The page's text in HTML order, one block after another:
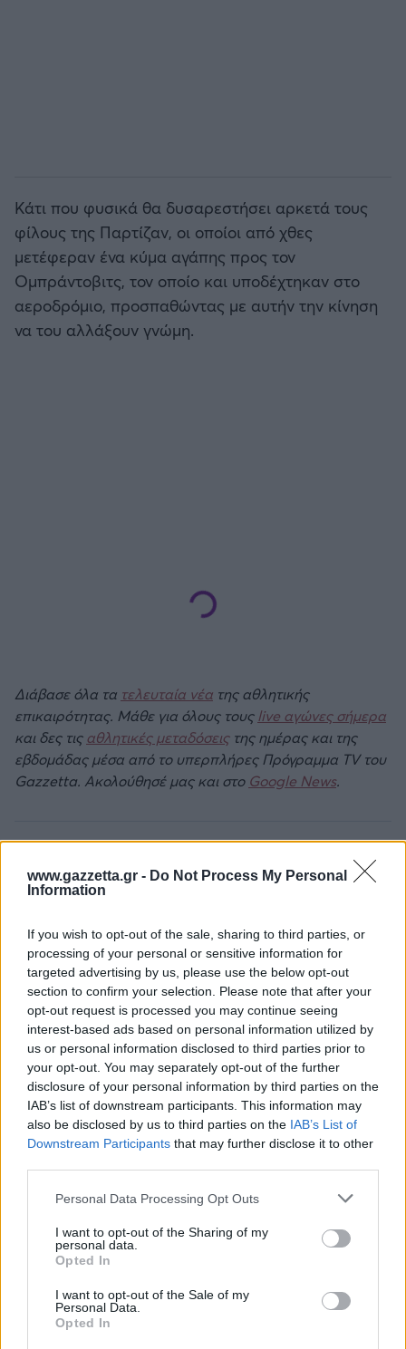
www.gazzetta.gr - Do Not Process My Personal
Information
If you wish to opt-out of the sale, sharing to third parties, or
processing of your personal or sensitive information for
targeted advertising by us, please use the below opt-out
section to confirm your selection. Please note that after your
opt-out request is processed you may continue seeing
interest-based ads based on personal information utilized by
us or personal information disclosed to third parties prior to
your opt-out. You may separately opt-out of the further
disclosure of your personal information by third parties on the
IAB’s list of downstream participants. This information may
also be disclosed by us to third parties on the IAB’s List of
Downstream Participants that may further disclose it to other
Please note that this website/app uses one or more Google
not limited to your visit or usage behaviour. You may click to
grant or deny consent to Google and its third-party tags to
use your data for below specified purposes in below Google
consent section.
Personal Data Processing Opt Outs
I want to opt-out of the Sharing of my
personal data.
Opted In
I want to opt-out of the Sale of my
Personal Data.
Opted In
Κάτι που φυσικά θα δυσαρεστήσει αρκετά τους
φίλους της Παρτίζαν, οι οποίοι από χθες
μετέφεραν ένα κύμα αγάπης προς τον
Ομπράντοβιτς, τον οποίο και υποδέχτηκαν στο
αεροδρόμιο, προσπαθώντας με αυτήν την κίνηση
να του αλλάξουν γνώμη.
Διάβασε όλα τα τελευταία νέα της αθλητικής
επικαιρότητας. Μάθε για όλους τους live αγώνες σήμερα
και δες τιςαθλητικές μεταδόσειςτης ημέρας και της
εβδομάδας μέσα από το υπερπλήρες Πρόγραμμα TV του
Gazzetta. Ακολούθησέ μας και στο Google News.
Ντουμπάι BC: Στο «κόλπο» για την απόκτηση του Λόνι
Παρτίζαν: Ενδιαφέρον για τον Λόνι Γουόκερ
Κάιλ Όλμαν: Από το Λαύριο του Σερέλη, στην καλύτερη
πεντάδα του EuroCup και τώρα EuroLeague!
Tags: ΖΕΛΙΚΟ ΟΜΠΡΑΝΤΟΒΙΤΣ
σου πρέπει να συνδεθείς